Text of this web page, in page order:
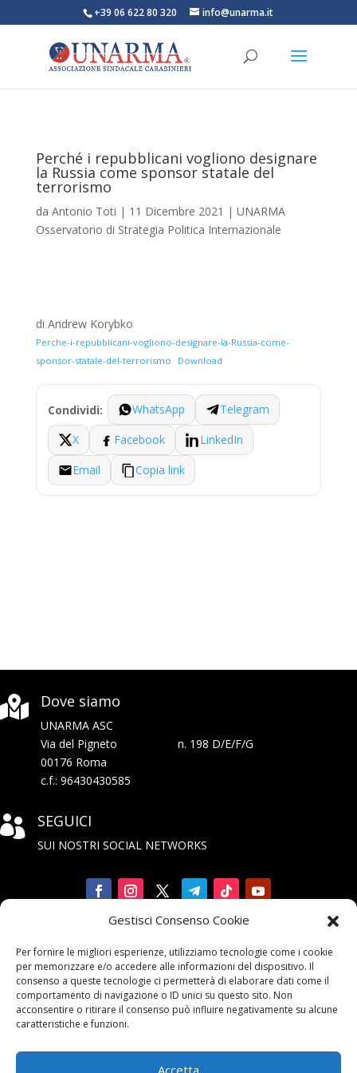
Gestisci Consenso Cookie
Per fornire le migliori esperienze, utilizziamo tecnologie come i cookie
per memorizzare e/o accedere alle informazioni del dispositivo. Il
consenso a queste tecnologie ci permetterà di elaborare dati come il
comportamento di navigazione o ID unici su questo sito. Non
acconsentire o ritirare il consenso può influire negativamente su alcune
caratteristiche e funzioni.
Accetta
+39 06 622 80 320 info@unarma.it
Perché i repubblicani vogliono designare
la Russia come sponsor statale del
terrorismo
da Antonio Toti | 11 Dicembre 2021 | UNARMA
Osservatorio di Strategia Politica Internazionale
di Andrew Korybko
Perche-i-repubblicani-vogliono-designare-la-Russia-come-
sponsor-statale-del-terrorismo
Download
Condividi: WhatsApp
Telegram
X
Facebook
LinkedIn
Email
Copia link
 Dove siamo
UNARMA ASC
Via del Pigneto n. 198 D/E/F/G
00176 Roma
c.f.: 96430430585
 SEGUICI
SUI NOSTRI SOCIAL NETWORKS

alla Newsletter